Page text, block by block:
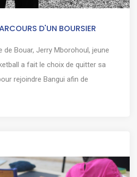
D'UN BOURSIER
de Bouar, Jerry Mborohoul, jeune
a fait le choix de quitter sa
rejoindre Bangui afin de